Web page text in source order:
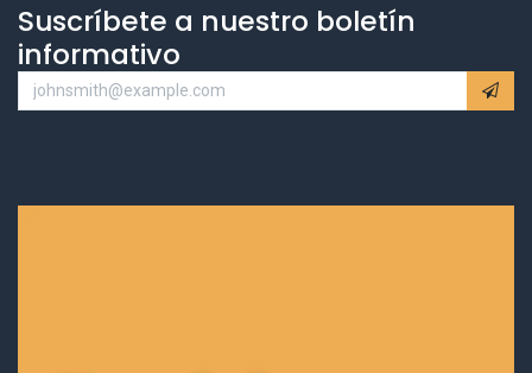
Suscríbete a nuestro boletín
informativo